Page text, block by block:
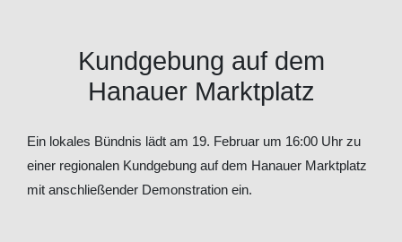
Kundgebung auf dem
Hanauer Marktplatz
Ein lokales Bündnis lädt am 19. Februar um 16:00 Uhr zu
einer regionalen Kundgebung auf dem Hanauer Marktplatz
mit anschließender Demonstration ein.